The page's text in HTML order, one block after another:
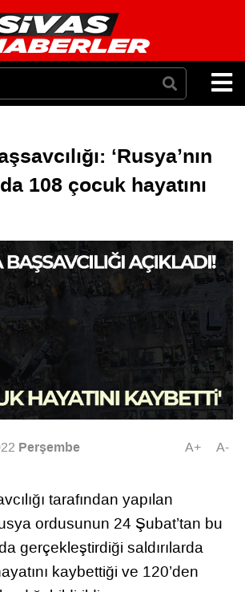
‘Rusya’nın
108 çocuk hayatını
Perşembe A+ A-
tarafından yapılan
ordusunun 24 Şubat’tan bu
gerçekleştirdiği saldırılarda
kaybettiği ve 120’den